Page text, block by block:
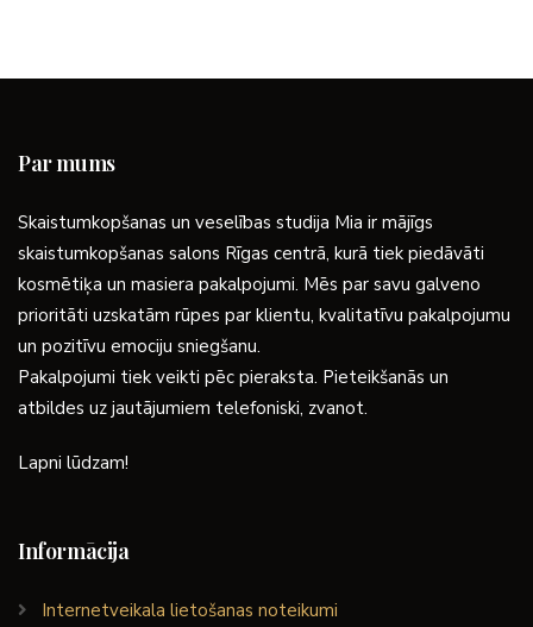
Par mums
Skaistumkopšanas un veselības studija Mia ir mājīgs
skaistumkopšanas salons Rīgas centrā, kurā tiek piedāvāti
kosmētiķa un masiera pakalpojumi. Mēs par savu galveno
prioritāti uzskatām rūpes par klientu, kvalitatīvu pakalpojumu
un pozitīvu emociju sniegšanu.
Pakalpojumi tiek veikti pēc pieraksta. Pieteikšanās un
atbildes uz jautājumiem telefoniski, zvanot.
Lapni lūdzam!
Informācija
Internetveikala lietošanas noteikumi